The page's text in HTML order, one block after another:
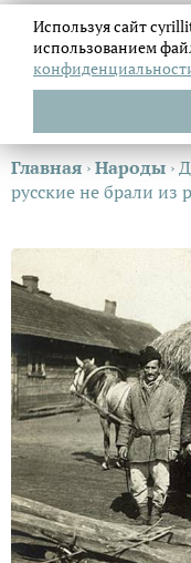
Главная ›Народы ›
русские не брали из
Используя сайт
использованием